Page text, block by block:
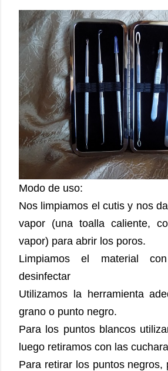
Modo de uso:
Nos limpiamos el cutis y nos
vapor (una toalla caliente,
vapor) para abrir los poros.
Limpiamos el material
desinfectar
Utilizamos la herramienta
grano o punto negro.
Para los puntos blancos
luego retiramos con las
Para retirar los puntos negros,